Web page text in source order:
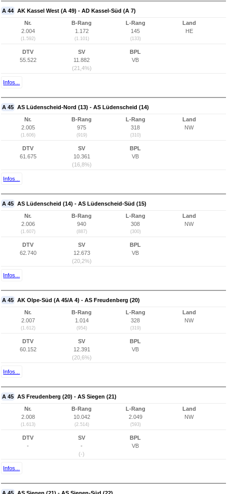
A 44 AK Kassel West (A 49) - AD Kassel-Süd (A 7)
Nr.
2.004
(1.592)
B-Rang
1.172
(1.101)
L-Rang
145
(133)
Land
HE
DTV
55.522
SV
11.882
(21,4%)
BPL
VB
Infos...
A 45 AS Lüdenscheid-Nord (13) - AS Lüdenscheid (14)
Nr.
2.005
(1.606)
B-Rang
975
(919)
L-Rang
318
(310)
Land
NW
DTV
61.675
SV
10.361
(16,8%)
BPL
VB
Infos...
A 45 AS Lüdenscheid (14) - AS Lüdenscheid-Süd (15)
Nr.
2.006
(1.607)
B-Rang
940
(887)
L-Rang
308
(300)
Land
NW
DTV
62.740
SV
12.673
(20,2%)
BPL
VB
Infos...
A 45 AK Olpe-Süd (A 45/A 4) - AS Freudenberg (20)
Nr.
2.007
(1.612)
B-Rang
1.014
(954)
L-Rang
328
(319)
Land
NW
DTV
60.152
SV
12.391
(20,6%)
BPL
VB
Infos...
A 45 AS Freudenberg (20) - AS Siegen (21)
Nr.
2.008
(1.613)
B-Rang
10.042
(2.514)
L-Rang
2.049
(593)
Land
NW
DTV
-
SV
-
(-)
BPL
VB
Infos...